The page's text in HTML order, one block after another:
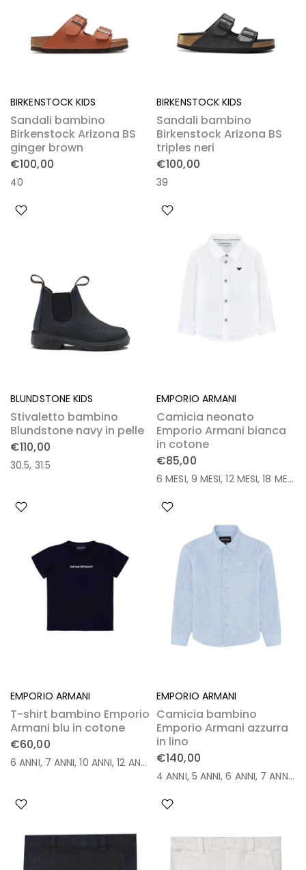
BIRKENSTOCK KIDS
Sandali bambino
Birkenstock Arizona BS
ginger brown
€100,00
40
BIRKENSTOCK KIDS
Sandali bambino
Birkenstock Arizona BS
triples neri
€100,00
39
BLUNDSTONE KIDS
Stivaletto bambino
Blundstone navy in pelle
€110,00
30.5 31.5
EMPORIO ARMANI
Camicia neonato
Emporio Armani bianca
in cotone
€85,00
6 MESI 9 MESI 12 MESI 18 MESI
EMPORIO ARMANI
T-shirt bambino Emporio
Armani blu in cotone
€60,00
6 ANNI 7 ANNI 10 ANNI 12 ANNI 14 ANNI 16 ANNI
EMPORIO ARMANI
Camicia bambino
Emporio Armani azzurra
in lino
€140,00
4 ANNI 5 ANNI 6 ANNI 7 ANNI